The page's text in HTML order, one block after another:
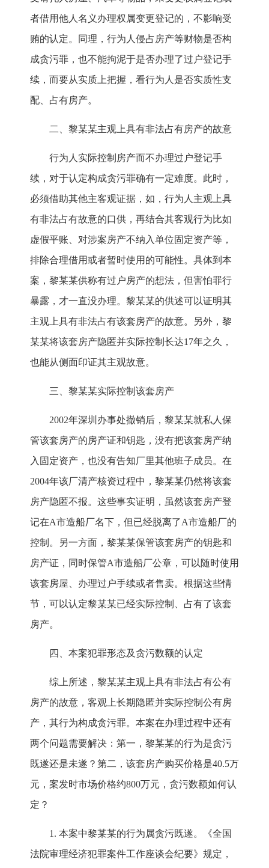
者借用他人名义办理权属变更登记的，不影响受
贿的认定。同理，行为人侵占房产等财物是否构
成贪污罪，也不能拘泥于是否办理了过户登记手
续，而要从实质上把握，看行为人是否实质性支
配、占有房产。
二、黎某某主观上具有非法占有房产的故意
行为人实际控制房产而不办理过户登记手
续，对于认定构成贪污罪确有一定难度。此时，
必须借助其他主客观证据，如，行为人主观上具
有非法占有故意的口供，再结合其客观行为比如
虚假平账、对涉案房产不纳入单位固定资产等，
排除合理借用或者暂时使用的可能性。具体到本
案，黎某某供称有过户房产的想法，但害怕罪行
暴露，才一直没办理。黎某某的供述可以证明其
主观上具有非法占有该套房产的故意。另外，黎
某某将该套房产隐匿并实际控制长达17年之久，
也能从侧面印证其主观故意。
三、黎某某实际控制该套房产
2002年深圳办事处撤销后，黎某某就私人保
管该套房产的房产证和钥匙，没有把该套房产纳
入固定资产，也没有告知厂里其他班子成员。在
2004年该厂清产核资过程中，黎某某仍然将该套
房产隐匿不报。这些事实证明，虽然该套房产登
记在A市造船厂名下，但已经脱离了A市造船厂的
控制。另一方面，黎某某保管该套房产的钥匙和
房产证，同时保管A市造船厂公章，可以随时使用
该套房屋、办理过户手续或者售卖。根据这些情
节，可以认定黎某某已经实际控制、占有了该套
房产。
四、本案犯罪形态及贪污数额的认定
综上所述，黎某某主观上具有非法占有公有
房产的故意，客观上长期隐匿并实际控制公有房
产，其行为构成贪污罪。本案在办理过程中还有
两个问题需要解决：第一，黎某某的行为是贪污
既遂还是未遂？第二，该套房产购买价格是40.5万
元，案发时市场价格约800万元，贪污数额如何认
定？
1. 本案中黎某某的行为属贪污既遂。《全国
法院审理经济犯罪案件工作座谈会纪要》规定，